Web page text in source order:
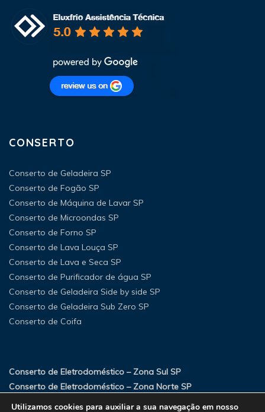
CONSERTO
Conserto de Geladeira SP
Conserto de Fogão SP
Conserto de Máquina de Lavar SP
Conserto de Microondas SP
Conserto de Forno SP
Conserto de Lava Louça SP
Conserto de Lava e Seca SP
Conserto de Purificador de água SP
Conserto de Geladeira Side by side SP
Conserto de Geladeira Sub Zero SP
Conserto de Coifa
Conserto de Eletrodoméstico – Zona Sul SP
Conserto de Eletrodoméstico – Zona Norte SP
Conserto de Eletrodoméstico – Zona Oeste SP
Utilizamos cookies para auxiliar a sua navegação em nosso